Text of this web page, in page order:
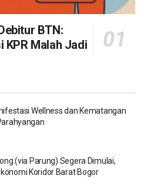
BTN:
KPR Malah Jadi
Wellness dan Kematangan
(via Parung) Segera Dimulai,
Koridor Barat Bogor